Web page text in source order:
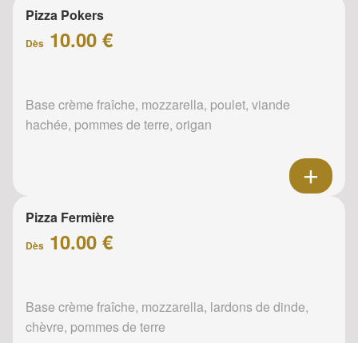
Pizza Pokers
Dès 10.00 €
Base crème fraîche, mozzarella, poulet, viande
hachée, pommes de terre, origan
Pizza Fermière
Dès 10.00 €
Base crème fraîche, mozzarella, lardons de dinde,
chèvre, pommes de terre